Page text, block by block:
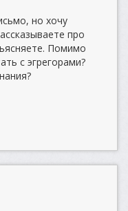
но хочу
про
Помимо
с эгрегорами?